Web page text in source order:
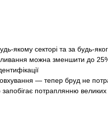
якому секторі та за будь-
можна зменшити до
— тепер бруд не
запобігає потраплянню